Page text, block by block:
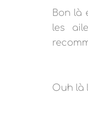
Bon là
les
Ouh là